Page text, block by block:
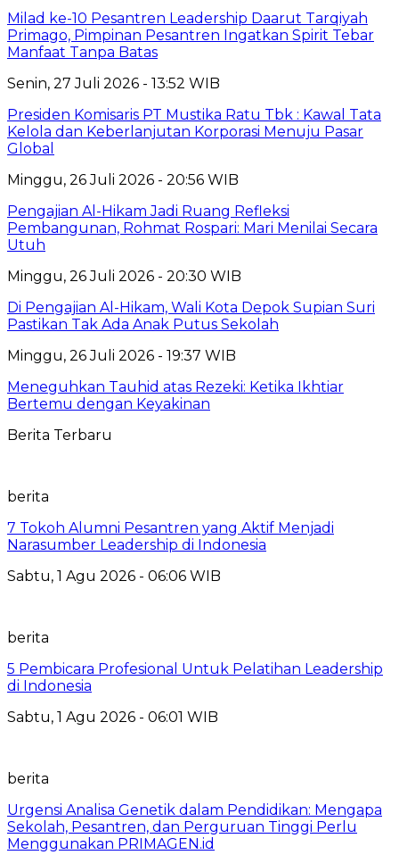
Milad ke-10 Pesantren Leadership Daarut Tarqiyah
Primago, Pimpinan Pesantren Ingatkan Spirit Tebar
Manfaat Tanpa Batas
Senin, 27 Juli 2026 - 13:52 WIB
Presiden Komisaris PT Mustika Ratu Tbk : Kawal Tata
Kelola dan Keberlanjutan Korporasi Menuju Pasar
Global
Minggu, 26 Juli 2026 - 20:56 WIB
Pengajian Al-Hikam Jadi Ruang Refleksi
Pembangunan, Rohmat Rospari: Mari Menilai Secara
Utuh
Minggu, 26 Juli 2026 - 20:30 WIB
Di Pengajian Al-Hikam, Wali Kota Depok Supian Suri
Pastikan Tak Ada Anak Putus Sekolah
Minggu, 26 Juli 2026 - 19:37 WIB
Meneguhkan Tauhid atas Rezeki: Ketika Ikhtiar
Bertemu dengan Keyakinan
Berita Terbaru
berita
7 Tokoh Alumni Pesantren yang Aktif Menjadi
Narasumber Leadership di Indonesia
Sabtu, 1 Agu 2026 - 06:06 WIB
berita
5 Pembicara Profesional Untuk Pelatihan Leadership
di Indonesia
Sabtu, 1 Agu 2026 - 06:01 WIB
berita
Urgensi Analisa Genetik dalam Pendidikan: Mengapa
Sekolah, Pesantren, dan Perguruan Tinggi Perlu
Menggunakan PRIMAGEN.id